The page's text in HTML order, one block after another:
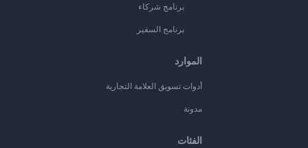
برنامج شركاء
برنامج السفير
الموارد
أدوات تسويق العلامة التجارية
مدونة
الفئات